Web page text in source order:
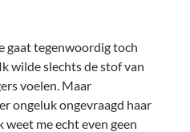
gaat tegenwoordig toch
wilde slechts de stof van
voelen. Maar
ongeluk ongevraagd haar
weet me echt even geen